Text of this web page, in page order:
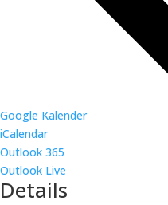
Google Kalender
iCalendar
Outlook 365
Outlook Live
Details